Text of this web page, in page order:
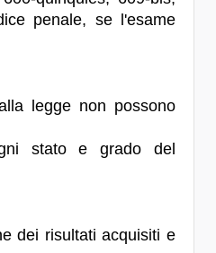
penale, se l'esame
legge non possono
stato e grado del
dei risultati acquisiti e